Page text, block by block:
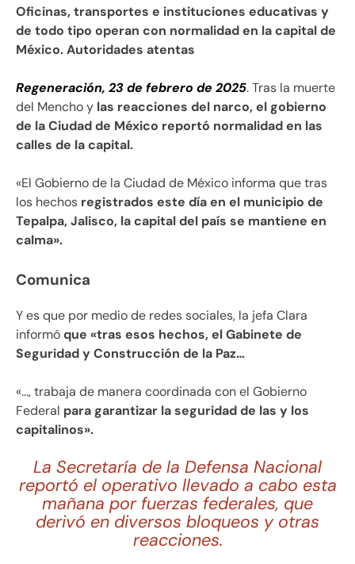
Oficinas, transportes e instituciones educativas y
de todo tipo operan con normalidad en la capital de
México. Autoridades atentas
Regeneración, 23 de febrero de 2025. Tras la muerte
del Mencho y las reacciones del narco, el gobierno
de la Ciudad de México reportó normalidad en las
calles de la capital.
«El Gobierno de la Ciudad de México informa que tras
los hechos registrados este día en el municipio de
Tepalpa, Jalisco, la capital del país se mantiene en
calma».
Comunica
Y es que por medio de redes sociales, la jefa Clara
informóque «tras esos hechos, el Gabinete de
Seguridad y Construcción de la Paz…
«…, trabaja de manera coordinada con el Gobierno
Federal para garantizar la seguridad de las y los
capitalinos».
La Secretaría de la Defensa Nacional
reportó el operativo llevado a cabo esta
mañana por fuerzas federales, que
derivó en diversos bloqueos y otras
reacciones.